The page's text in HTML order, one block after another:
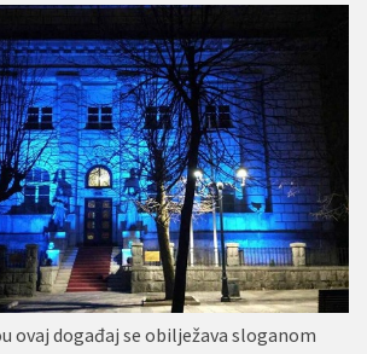
ovaj događaj se obilježava sloganom